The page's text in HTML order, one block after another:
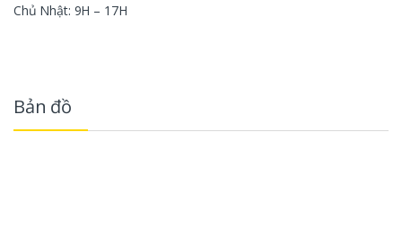
Chủ Nhật: 9H – 17H
Bản đồ